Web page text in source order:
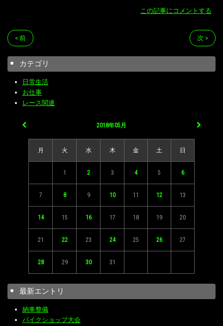
この記事にコメントする
< 前 次 >
カテゴリ
日常生活
お仕事
レース関連
2018年05月
月 火 水 木 金 土 日
1 2 3 4 5 6
7 8 9 10 11 12 13
14 15 16 17 18 19 20
21 22 23 24 25 26 27
28 29 30 31
最新エントリ
納車整備
バイクショップ大会